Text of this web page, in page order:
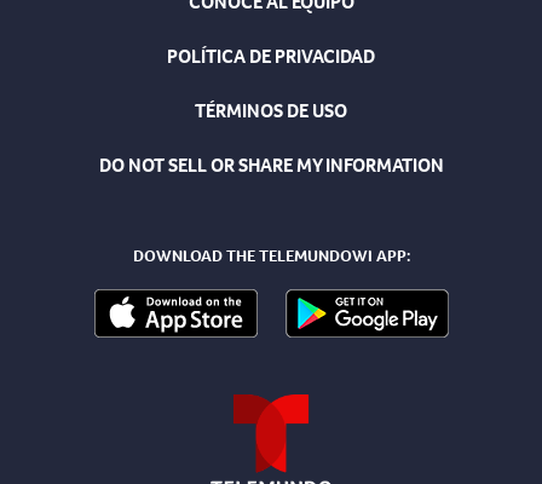
POLÍTICA DE PRIVACIDAD
TÉRMINOS DE USO
DO NOT SELL OR SHARE MY INFORMATION
DOWNLOAD THE TELEMUNDOWI APP: